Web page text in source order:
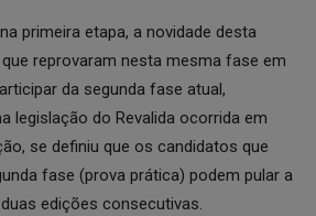
primeira etapa, a novidade desta
reprovaram nesta mesma fase em
da segunda fase atual,
legislação do Revalida ocorrida em
se definiu que os candidatos que
fase (prova prática) podem pular a
edições consecutivas.